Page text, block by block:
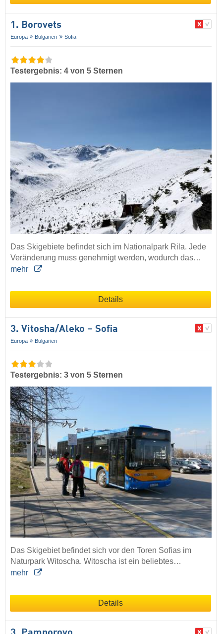
1. Borovets
Europa Bulgarien Sofia
Testergebnis: 4 von 5 Sternen
Das Skigebiete befindet sich im Nationalpark Rila. Jede
Veränderung muss genehmigt werden, wodurch das…
mehr
Details
3. Vitosha/​Aleko – Sofia
Europa Bulgarien
Testergebnis: 3 von 5 Sternen
Das Skigebiet befindet sich vor den Toren Sofias im
Naturpark Witoscha. Witoscha ist ein beliebtes…
mehr
Details